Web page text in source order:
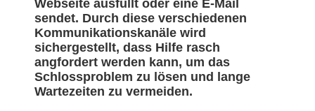
Webseite ausfüllt oder eine E-Mail
sendet. Durch diese verschiedenen
Kommunikationskanäle wird
sichergestellt, dass Hilfe rasch
angfordert werden kann, um das
Schlossproblem zu lösen und lange
Wartezeiten zu vermeiden.